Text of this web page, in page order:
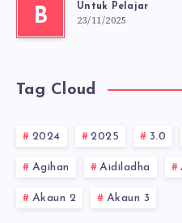
B
Untuk Pelajar
23/11/2025
Tag Cloud
2024 2025 3.0
Agihan Aidiladha
Akaun 2 Akaun 3